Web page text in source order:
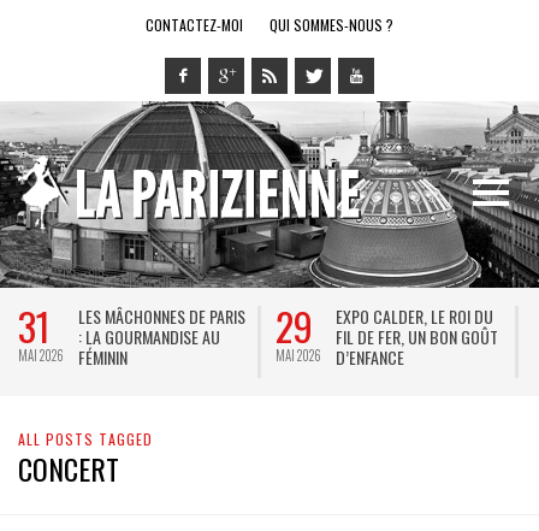
CONTACTEZ-MOI QUI SOMMES-NOUS ?
CALDER, LE ROI DU
DE FER, UN BON GOÛT
28
LE RING DE KATHARSY, UN
SPECTACLE EN FORME DE
JEU VIDÉO !
14
ALL POSTS TAGGED
CONCERT